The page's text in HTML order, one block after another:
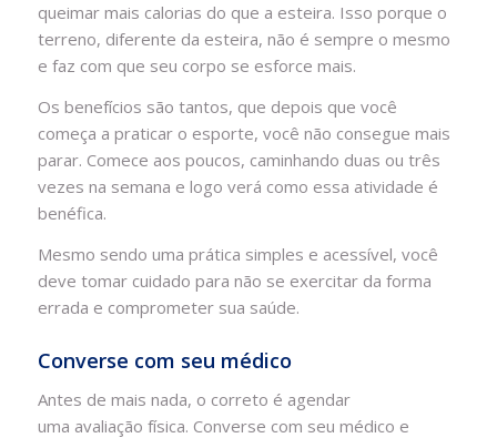
queimar mais calorias do que a esteira. Isso porque o
terreno, diferente da esteira, não é sempre o mesmo
e faz com que seu corpo se esforce mais.
Os benefícios são tantos, que depois que você
começa a praticar o esporte, você não consegue mais
parar. Comece aos poucos, caminhando duas ou três
vezes na semana e logo verá como essa atividade é
benéfica.
Mesmo sendo uma prática simples e acessível, você
deve tomar cuidado para não se exercitar da forma
errada e comprometer sua saúde.
Converse com seu médico
Antes de mais nada, o correto é agendar
uma avaliação física. Converse com seu médico e